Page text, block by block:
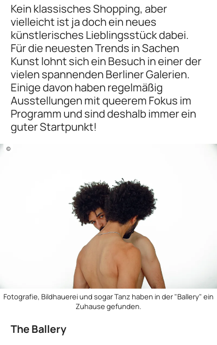
Kein klassisches Shopping, aber
vielleicht ist ja doch ein neues
künstlerisches Lieblingsstück dabei.
Für die neuesten Trends in Sachen
Kunst lohnt sich ein Besuch in einer der
vielen spannenden Berliner Galerien.
Einige davon haben regelmäßig
Ausstellungen mit queerem Fokus im
Programm und sind deshalb immer ein
guter Startpunkt!
©
Fotografie, Bildhauerei und sogar Tanz haben in der "Ballery" ein
Zuhause gefunden.
The Ballery